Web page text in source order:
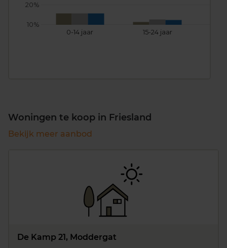
0-14 jaar 15-24 jaar
10%
20%
Woningen te koop in Friesland
Bekijk meer aanbod
De Kamp 21, Moddergat